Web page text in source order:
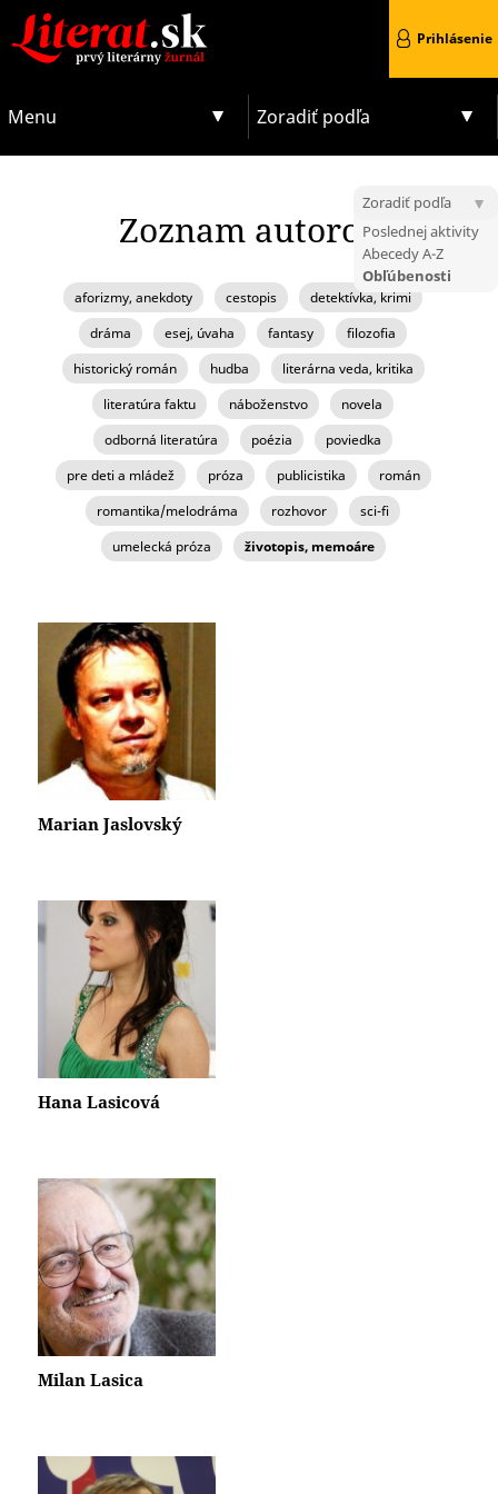
Menu Zoradiť podľa
Prihlásenie
Zoznam autorov
aforizmy, anekdoty cestopis
detektívka, krimi
dráma
esej, úvaha fantasy
filozofia
historický román
hudba
literárna veda, kritika
literatúra faktu
náboženstvo
novela
odborná literatúra
poézia
poviedka
pre deti a mládež
próza publicistika
román
romantika/melodráma
rozhovor
sci-fi
umelecká próza
životopis, memoáre
Zoradiť podľa
Poslednej aktivity
Abecedy A-Z
Obľúbenosti
Marian Jaslovský
Hana Lasicová
Milan Lasica